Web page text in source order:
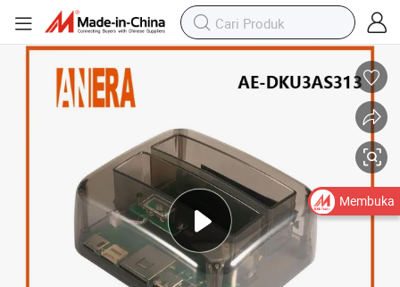
Laris dengan USB3.0 Port untuk Enclosure HDD/Sdd SATA/IDE
Stasiun Docking HDD Semua dalam Satu Berkualitas Tinggi
Membuka